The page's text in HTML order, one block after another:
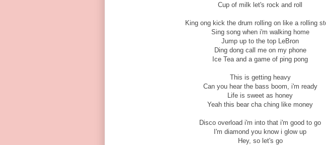
Cup of milk let's rock and roll
King ong kick the drum rolling on like a rolling
Sing song when i'm walking home
Jump up to the top LeBron
Ding dong call me on my phone
Ice Tea and a game of ping pong
This is getting heavy
Can you hear the bass boom, i'm ready
Life is sweet as honey
Yeah this bear cha ching like money
Disco overload i'm into that i'm good to go
I'm diamond you know i glow up
Hey, so let's go